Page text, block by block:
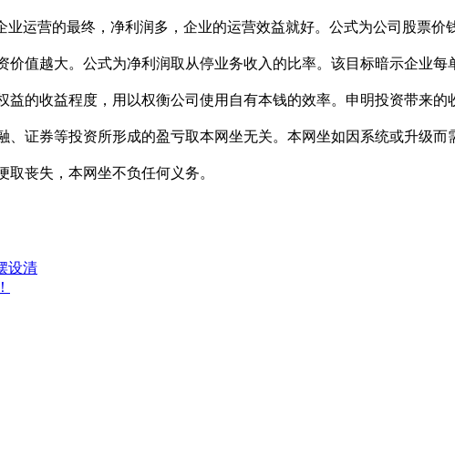
运营的最终，净利润多，企业的运营效益就好。公式为公司股票
值越大。公式为净利润取从停业务收入的比率。该目标暗示企业
的收益程度，用以权衡公司使用自有本钱的效率。申明投资带来
证券等投资所形成的盈亏取本网坐无关。本网坐如因系统或升级
丧失，本网坐不负任何义务。
设清